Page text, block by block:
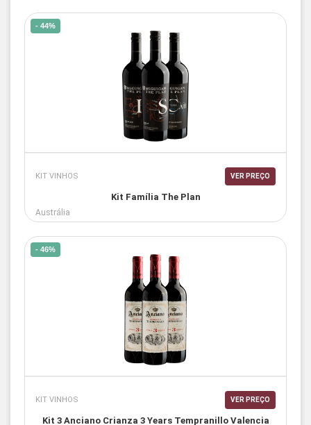
- 44%
KIT VINHOS VER PREÇO
Kit Família The Plan
Austrália
- 46%
KIT VINHOS VER PREÇO
Kit 3 Anciano Crianza 3 Years Tempranillo Valencia